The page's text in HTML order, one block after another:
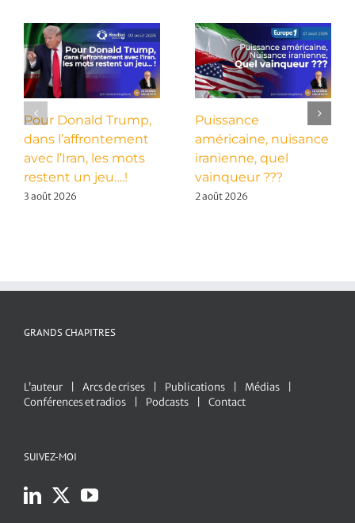
Pour Donald Trump,
dans l’affrontement
avec l’Iran, les mots
restent un jeu….!
3 août 2026
Puissance
américaine, nuisance
iranienne, quel
vainqueur ???
2 août 2026
GRANDS CHAPITRES
L’auteur Arcs de crises Publications
Médias
Conférences et radios
Podcasts Contact
SUIVEZ-MOI